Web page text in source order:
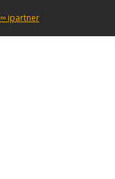
∞ ipartner